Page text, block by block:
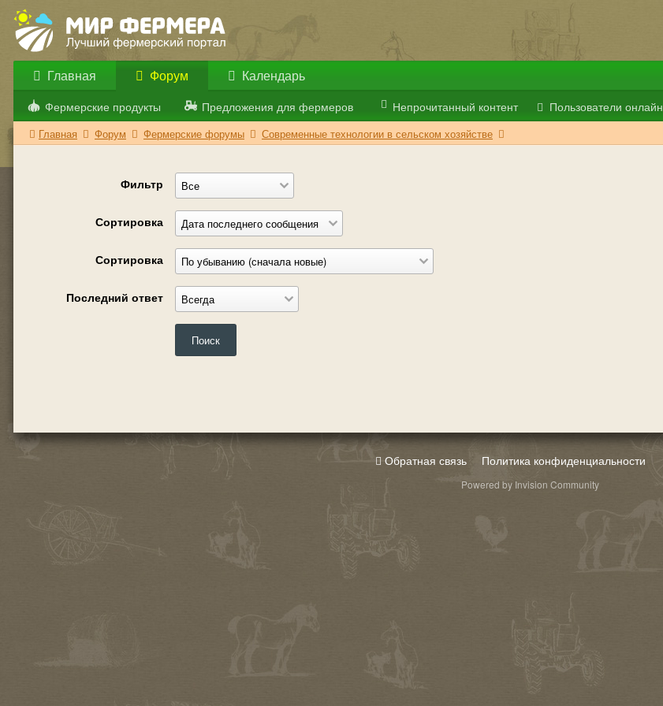
Главная Форум
Фермерские продукты Предложения для фермеров Непрочитанный контент Пользователи онлайн
Календарь
Главная Форум Фермерские форумы Современные технологии в сельском хозяйстве
Фильтр
Сортировка
Сортировка
Последний ответ
Поиск
Обратная связь Политика конфиденциальности
Powered by Invision Community